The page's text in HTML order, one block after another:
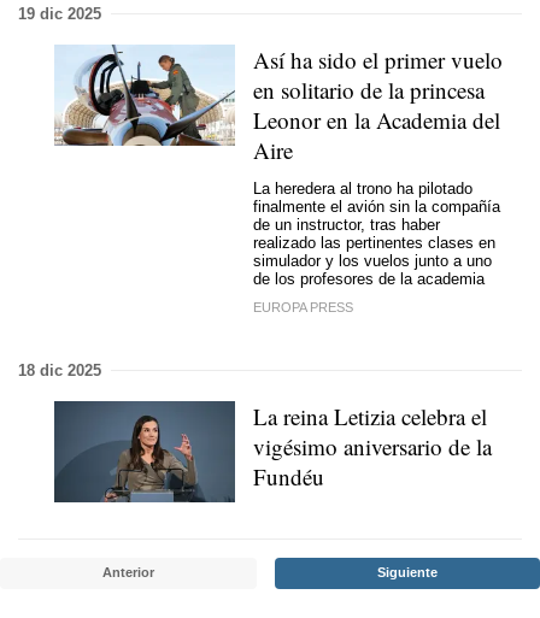
19 dic 2025
Así ha sido el primer vuelo
en solitario de la princesa
Leonor en la Academia del
Aire
La heredera al trono ha pilotado
finalmente el avión sin la compañía
de un instructor, tras haber
realizado las pertinentes clases en
simulador y los vuelos junto a uno
de los profesores de la academia
EUROPA PRESS
18 dic 2025
La reina Letizia celebra el
vigésimo aniversario de la
Fundéu
Anterior Siguiente